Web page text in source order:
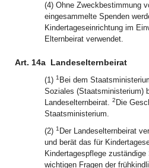
(4) Ohne Zweckbestimmung
eingesammelte Spenden
Kindertageseinrichtung im
Elternbeirat verwendet.
Art. 14a Landeselternbeirat
(1) 1 Bei dem
Soziales (Staatsministerium)
Landeselternbeirat. 2 Die
Staatsministerium.
(2) 1 Der Landeselternbeirat
und berät das für
Kindertagespflege
wichtigen Fragen der